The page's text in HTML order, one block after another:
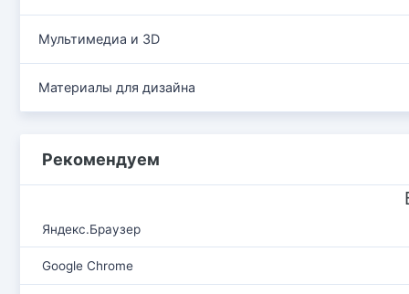
Мультимедиа и 3D
Материалы для дизайна
Рекомендуем
Яндекс.Браузер
Google Chrome